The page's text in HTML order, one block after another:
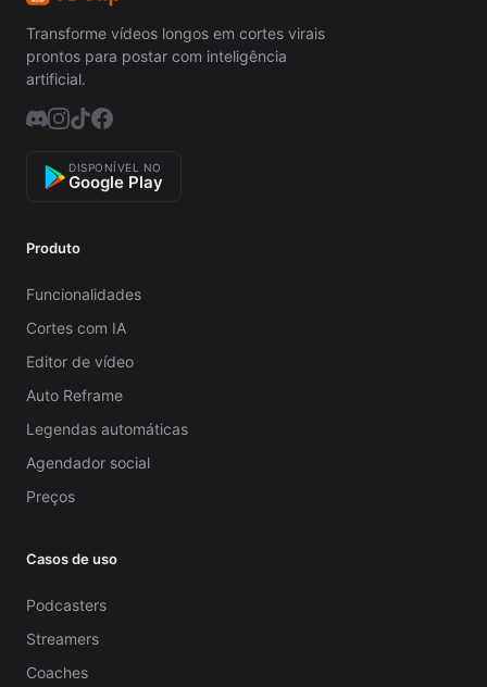
Transforme vídeos longos em cortes virais
prontos para postar com inteligência
artificial.
DISPONÍVEL NO
Google Play
Produto
Funcionalidades
Cortes com IA
Editor de vídeo
Auto Reframe
Legendas automáticas
Agendador social
Preços
Casos de uso
Podcasters
Streamers
Coaches